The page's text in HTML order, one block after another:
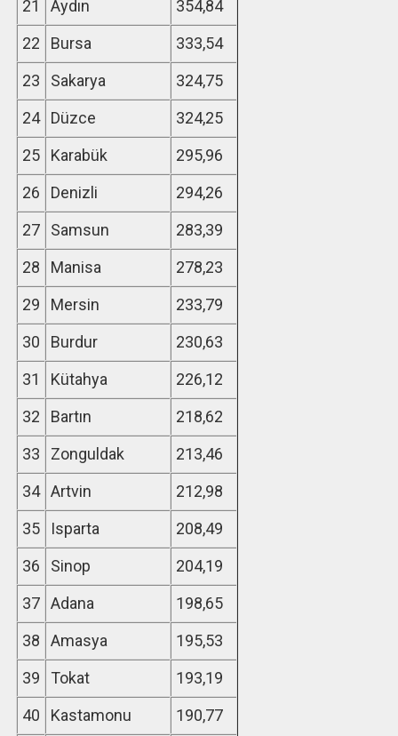
21 Aydın
354,84
22
Bursa
333,54
23
Sakarya
324,75
24
Düzce
324,25
25
Karabük
295,96
26
Denizli
294,26
27
Samsun
283,39
28
Manisa
278,23
29
Mersin
233,79
30
Burdur
230,63
31
Kütahya
226,12
32
Bartın
218,62
33
Zonguldak
213,46
34 Artvin
212,98
35
Isparta
208,49
36
Sinop
204,19
37 Adana
198,65
38
Amasya
195,53
39
Tokat
193,19
40
Kastamonu
190,77